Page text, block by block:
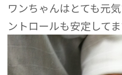
ワンちゃんはとても元
ントロールも安定してま